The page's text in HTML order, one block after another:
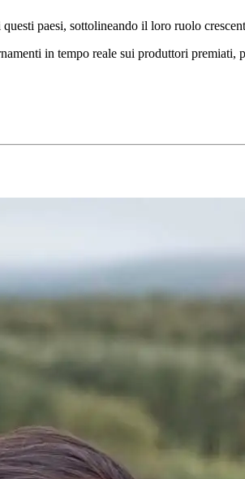
paesi, sotto­lineando il loro ruolo
in tempo reale sui produttori